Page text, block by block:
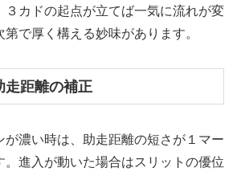
３カドの起点が立てば一気に流れが変
で厚く構える妙味があります。
走距離の補正
が濃い時は、助走距離の短さが１マー
。進入が動いた場合はスリットの優位